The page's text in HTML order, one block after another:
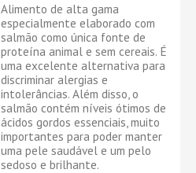
Alimento de alta gama
especialmente elaborado com
salmão como única fonte de
proteína animal e sem cereais. É
uma excelente alternativa para
discriminar alergias e
intolerâncias. Além disso, o
salmão contém níveis ótimos de
ácidos gordos essenciais, muito
importantes para poder manter
uma pele saudável e um pelo
sedoso e brilhante.